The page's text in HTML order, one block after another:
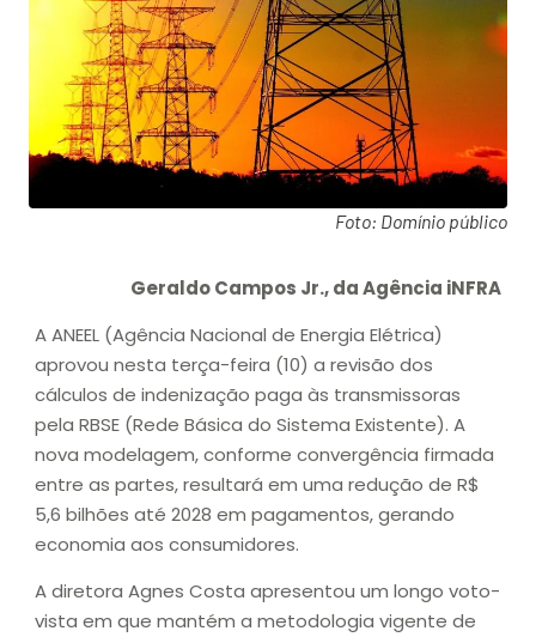
Foto: Domínio público
Geraldo Campos Jr., da Agência iNFRA
A ANEEL (Agência Nacional de Energia Elétrica)
aprovou nesta terça-feira (10) a revisão dos
cálculos de indenização paga às transmissoras
pela RBSE (Rede Básica do Sistema Existente). A
nova modelagem, conforme convergência firmada
entre as partes, resultará em uma redução de R$
5,6 bilhões até 2028 em pagamentos, gerando
economia aos consumidores.
A diretora Agnes Costa apresentou um longo voto-
vista em que mantém a metodologia vigente de